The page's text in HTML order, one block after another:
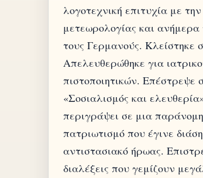
λογοτεχνική επιτυχία με
μετεωρολογίας και
τους Γερμανούς. Κλείστηκε
Απελευθερώθηκε για
πιστοποιητικών. Επέστρεψε
«Σοσιαλισμός και
περιγράψει σε μια
πατριωτισμό που έγινε
αντιστασιακό ήρωας.
διαλέξεις που γεμίζουν